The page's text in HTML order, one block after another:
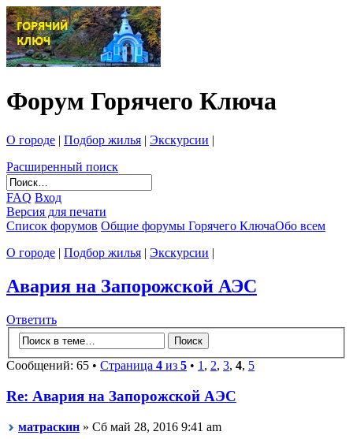
Форум Горячего Ключа
О городе | Подбор жилья | Экскурсии |
Расширенный поиск
FAQ Вход
Версия для печати
Список форумов Общие форумы Горячего КлючаОбо всем
О городе | Подбор жилья | Экскурсии |
Авария на Запорожской АЭС
Ответить
Сообщений: 65 • Страница 4 из 5 • 1 , 2, 3, 4, 5
Re: Авария на Запорожской АЭС
матраскин » Сб май 28, 2016 9:41 am